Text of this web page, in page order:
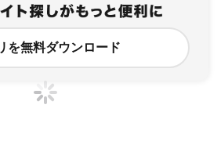
を無料ダウンロード